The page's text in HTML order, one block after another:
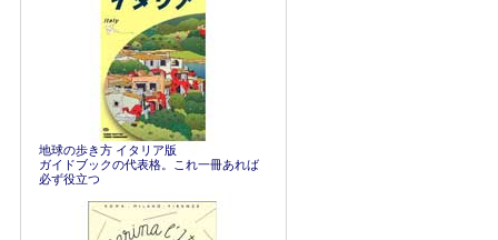
地球の歩き方 イタリア版
ガイドブックの代表格。これ一冊あれば
必ず役立つ